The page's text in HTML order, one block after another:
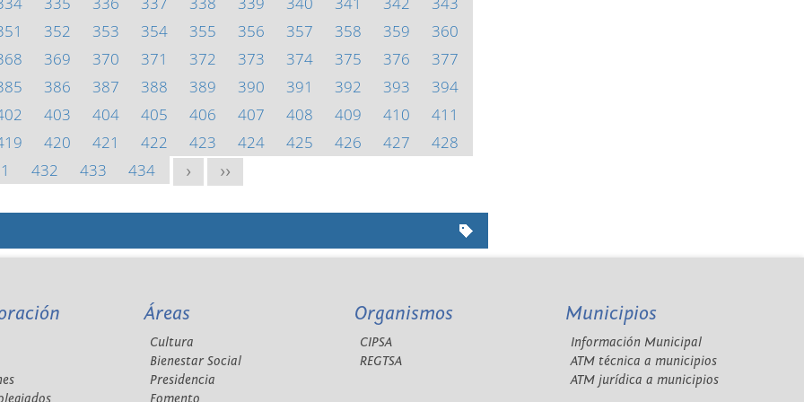
352 353 354 355 356 357 358 359
360
369 370 371 372 373 374 375 376
377
386 387 388 389 390 391 392 393
394
403 404 405 406 407 408 409 410
411
420 421 422 423 424 425 426 427
428
432 433 434 > >>
Áreas
Cultura
Bienestar Social
Presidencia
Organismos
CIPSA
REGTSA
Municipios
Información Municipal
ATM técnica a municipios
ATM jurídica a municipios